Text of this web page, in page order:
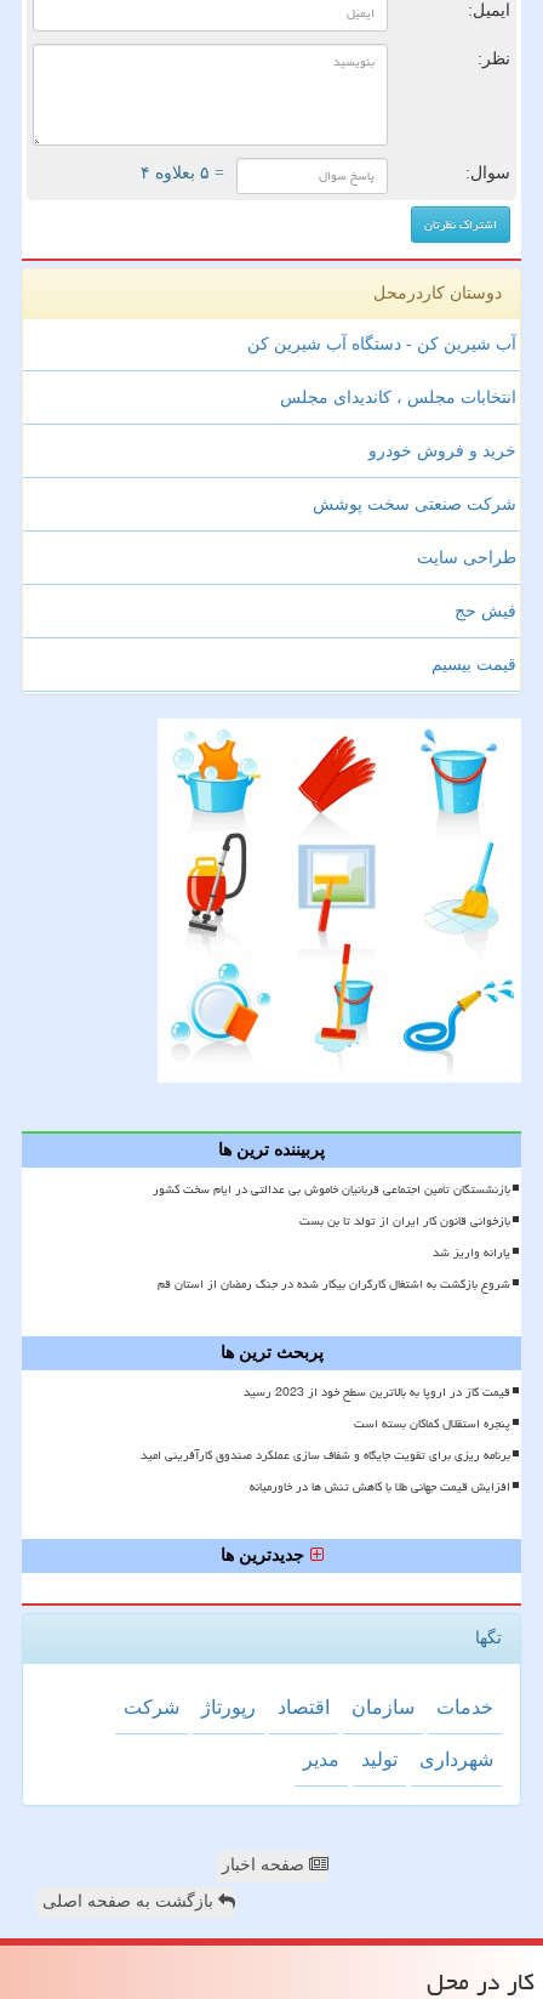
ایمیل:
نظر:
سوال: = ۵ بعلاوه ۴
دوستان کاردرمحل
آب شیرین کن - دستگاه آب شیرین کن
انتخابات مجلس ، کاندیدای مجلس
خرید و فروش خودرو
شرکت صنعتی سخت پوشش
طراحی سایت
فیش حج
قیمت بیسیم
پربیننده ترین ها
بازنشستگان تأمین اجتماعی قربانیان خاموش بی عدالتی در ایام سخت کشور
بازخوانی قانون کار ایران از تولد تا بن بست
یارانه واریز شد
شروع بازگشت به اشتغال کارگران بیکار شده در جنگ رمضان از استان قم
پربحث ترین ها
قیمت گاز در اروپا به بالاترین سطح خود از 2023 رسید
پنجره استقلال کماکان بسته است
برنامه ریزی برای تقویت جایگاه و شفاف سازی عملکرد صندوق کارآفرینی امید
افزایش قیمت جهانی طلا با کاهش تنش ها در خاورمیانه
جدیدترین ها
تگها
خدمات سازمان اقتصاد رپورتاژ شركت
شهرداری تولید مدیر
صفحه اخبار
بازگشت به صفحه اصلی
كار در محل